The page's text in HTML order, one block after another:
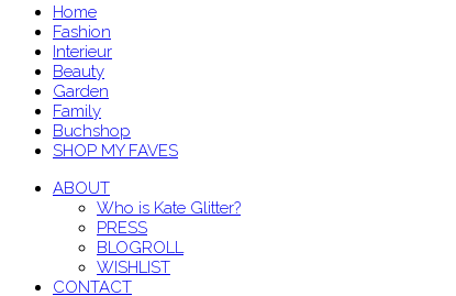
Home
Fashion
Interieur
Beauty
Garden
Family
Buchshop
SHOP MY FAVES
ABOUT
Who is Kate Glitter?
PRESS
BLOGROLL
WISHLIST
CONTACT